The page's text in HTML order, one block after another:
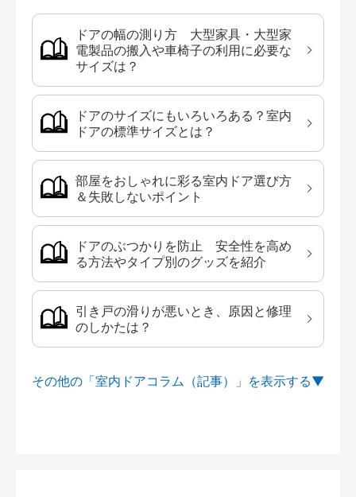
ドアの幅の測り方 大型家具・大型家
電製品の搬入や車椅子の利用に必要な
サイズは？
ドアのサイズにもいろいろある？室内
ドアの標準サイズとは？
部屋をおしゃれに彩る室内ドア選び方
＆失敗しないポイント
ドアのぶつかりを防止 安全性を高め
る方法やタイプ別のグッズを紹介
引き戸の滑りが悪いとき、原因と修理
のしかたは？
その他の「室内ドアコラム（記事）」を